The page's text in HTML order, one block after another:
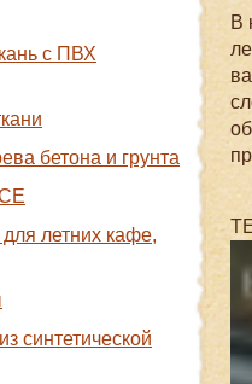
с ПВХ
бетона и грунта
летних кафе,
синтетической
В